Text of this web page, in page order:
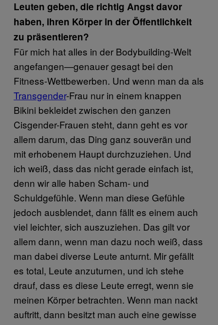
Leuten geben, die richtig Angst davor
haben, ihren Körper in der Öffentlichkeit
zu präsentieren?
Für mich hat alles in der Bodybuilding-Welt
angefangen—genauer gesagt bei den
Fitness-Wettbewerben. Und wenn man da als
Transgender-Frau nur in einem knappen
Bikini bekleidet zwischen den ganzen
Cisgender-Frauen steht, dann geht es vor
allem darum, das Ding ganz souverän und
mit erhobenem Haupt durchzuziehen. Und
ich weiß, dass das nicht gerade einfach ist,
denn wir alle haben Scham- und
Schuldgefühle. Wenn man diese Gefühle
jedoch ausblendet, dann fällt es einem auch
viel leichter, sich auszuziehen. Das gilt vor
allem dann, wenn man dazu noch weiß, dass
man dabei diverse Leute anturnt. Mir gefällt
es total, Leute anzuturnen, und ich stehe
drauf, dass es diese Leute erregt, wenn sie
meinen Körper betrachten. Wenn man nackt
auftritt, dann besitzt man auch eine gewisse